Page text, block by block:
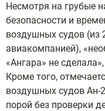
Несмотря на грубые
безопасности и
воздушных судов (из
авиакомпанией),
«Ангара» не
Кроме того,
воздушных судов Ан-
порой без проверки